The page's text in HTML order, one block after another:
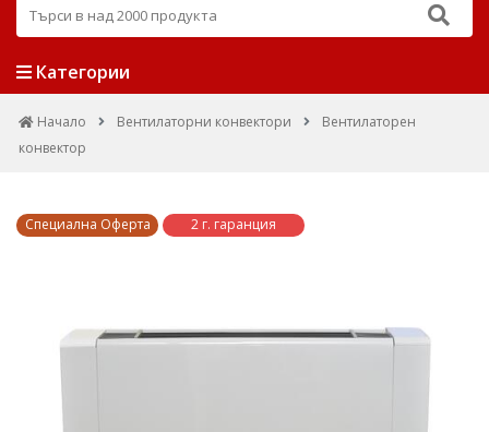
Търси в над 2000 продукта
Категории
Начало Вентилаторни конвектори
Вентилаторен
конвектор
Специална Оферта 2 г. гаранция